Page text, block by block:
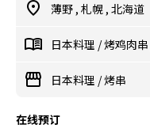
薄野 , 札幌 , 北海道
日本料理 /烤鸡肉串
日本料理 /烤串
在线预订